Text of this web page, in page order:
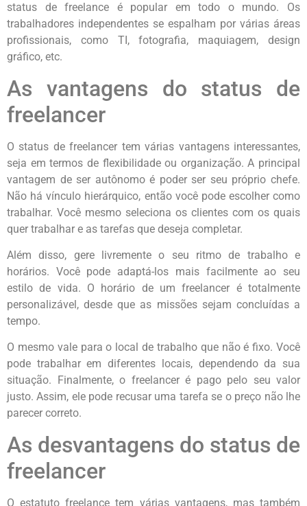
status de freelance é popular em todo o mundo. Os
trabalhadores independentes se espalham por várias áreas
profissionais, como TI, fotografia, maquiagem, design
gráfico, etc.
As vantagens do status de
freelancer
O status de freelancer tem várias vantagens interessantes,
seja em termos de flexibilidade ou organização. A principal
vantagem de ser autônomo é poder ser seu próprio chefe.
Não há vínculo hierárquico, então você pode escolher como
trabalhar. Você mesmo seleciona os clientes com os quais
quer trabalhar e as tarefas que deseja completar.
Além disso, gere livremente o seu ritmo de trabalho e
horários. Você pode adaptá-los mais facilmente ao seu
estilo de vida. O horário de um freelancer é totalmente
personalizável, desde que as missões sejam concluídas a
tempo.
O mesmo vale para o local de trabalho que não é fixo. Você
pode trabalhar em diferentes locais, dependendo da sua
situação. Finalmente, o freelancer é pago pelo seu valor
justo. Assim, ele pode recusar uma tarefa se o preço não lhe
parecer correto.
As desvantagens do status de
freelancer
O estatuto freelance tem várias vantagens, mas também